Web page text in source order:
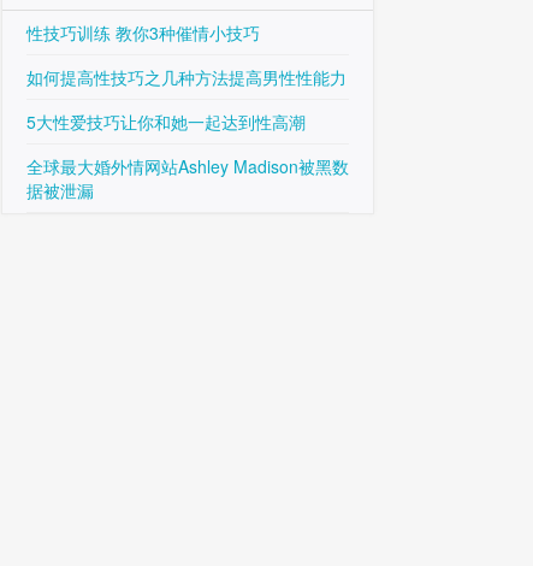
性技巧训练 教你3种催情小技巧
如何提高性技巧之几种方法提高男性性能力
5大性爱技巧让你和她一起达到性高潮
全球最大婚外情网站Ashley Madison被黑数
据被泄漏